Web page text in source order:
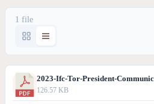
1 file
2023-Ifc-Tor-President-
126.57 KB